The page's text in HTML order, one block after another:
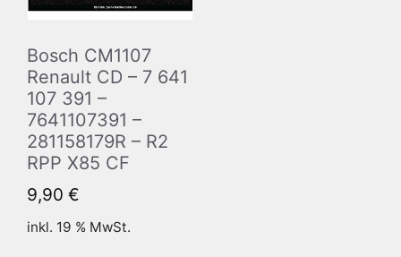
Bosch CM1107
Renault CD – 7 641
107 391 –
7641107391 –
281158179R – R2
RPP X85 CF
9,90 €
inkl. 19 % MwSt.